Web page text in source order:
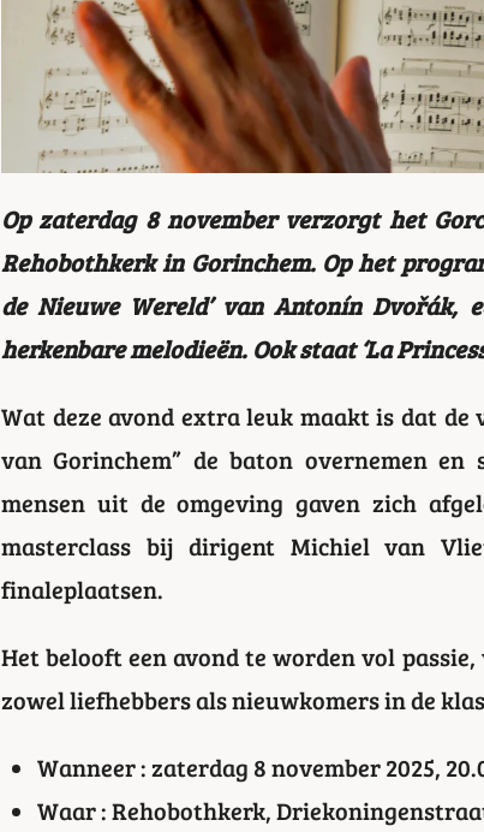
Op zaterdag 8 november verzorgt het
Rehobothkerk in Gorinchem. Op het
de Nieuwe Wereld’ van Antonín Dvořák,
herkenbare melodieën. Ook staat ‘La
Wat deze avond extra leuk maakt is dat
van Gorinchem” de baton overnemen
mensen uit de omgeving gaven zich
masterclass bij dirigent Michiel van
finaleplaatsen.
Het belooft een avond te worden vol
zowel liefhebbers als nieuwkomers in de
Wanneer : zaterdag 8 november 2025,
Waar : Rehobothkerk,